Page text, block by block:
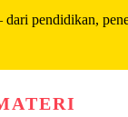
pendidikan,